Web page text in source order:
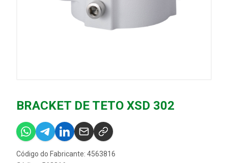
BRACKET DE TETO XSD 302
Código do Fabricante: 4563816